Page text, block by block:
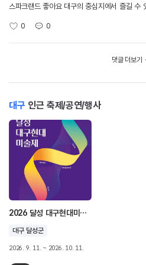
스파크랜드 좋아요 대구의 중심지에서 즐길 수
0 0
댓글 더보기
대구 인근 축제/공연/행사
2026 달성 대구현대미술제 <동(動): 흐르다-머물다-흐르다> Movement: Flow-Ringer-Flux
대구 달성군
2026. 9. 11. ~ 2026. 10. 11.